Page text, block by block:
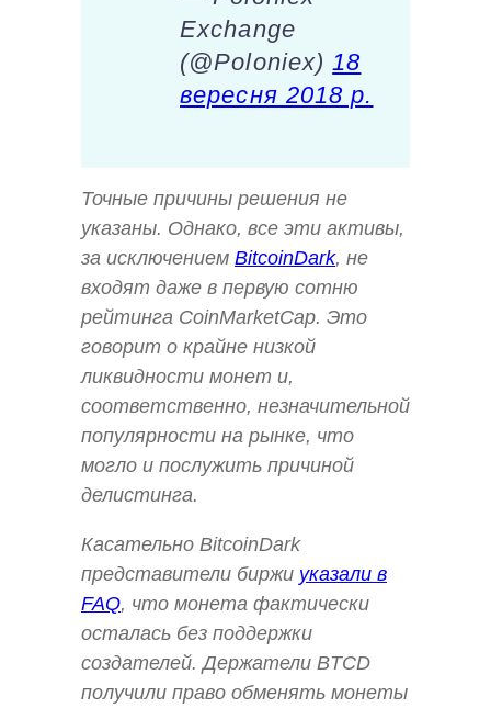
Exchange
(@Poloniex)18
вересня 2018 р.
Точные причины решения не
указаны. Однако, все эти активы,
за исключением BitcoinDark, не
входят даже в первую сотню
рейтинга CoinMarketCap. Это
говорит о крайне низкой
ликвидности монет и,
соответственно, незначительной
популярности на рынке, что
могло и послужить причиной
делистинга.
Касательно BitcoinDark
представители биржи указали в
FAQ, что монета фактически
осталась без поддержки
создателей. Держатели BTCD
получили право обменять монеты